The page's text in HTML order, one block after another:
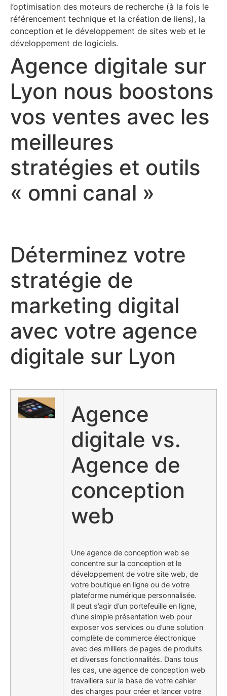
l’optimisation des moteurs de recherche (à la fois le
référencement technique et la création de liens), la
conception et le développement de sites web et le
développement de logiciels.
Agence digitale sur
Lyon nous boostons
vos ventes avec les
meilleures
stratégies et outils
« omni canal »
Déterminez votre
stratégie de
marketing digital
avec votre agence
digitale sur Lyon
Agence
digitale vs.
Agence de
conception
web
Une agence de conception web se
concentre sur la conception et le
développement de votre site web, de
votre boutique en ligne ou de votre
plateforme numérique personnalisée.
Il peut s’agir d’un portefeuille en ligne,
d’une simple présentation web pour
exposer vos services ou d’une solution
complète de commerce électronique
avec des milliers de pages de produits
et diverses fonctionnalités. Dans tous
les cas, une agence de conception web
travaillera sur la base de votre cahier
des charges pour créer et lancer votre